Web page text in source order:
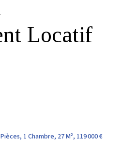
Locatif
1 Chambre, 27 M², 119 000 €